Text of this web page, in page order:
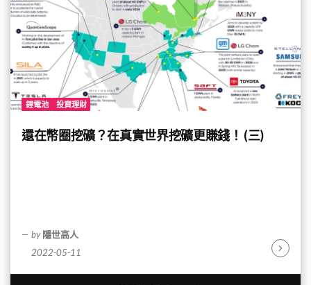
鋰電池 投資理財
還在幣圈挖礦？在真實世界挖礦更賺錢！ (三)
by 隱世高人
2022-05-11